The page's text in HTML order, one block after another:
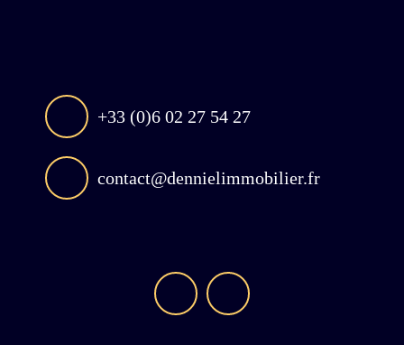
+33 (0)6 02 27 54 27
contact@dennielimmobilier.fr